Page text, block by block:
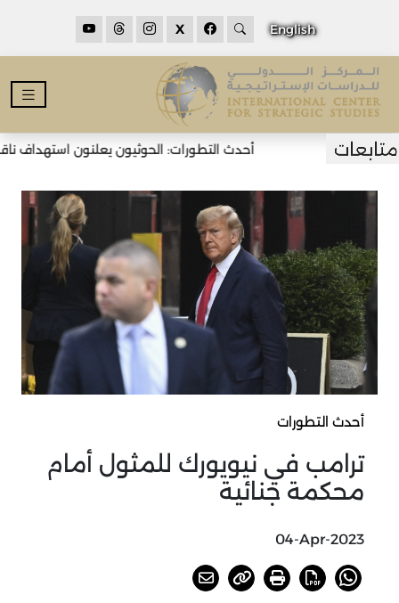
English
X
أحدث التطورات: الحوثيون يعلنون استهداف
أحدث التطورات
ترامب في نيويورك للمثول أمام
محكمة جنائية
04-Apr-2023